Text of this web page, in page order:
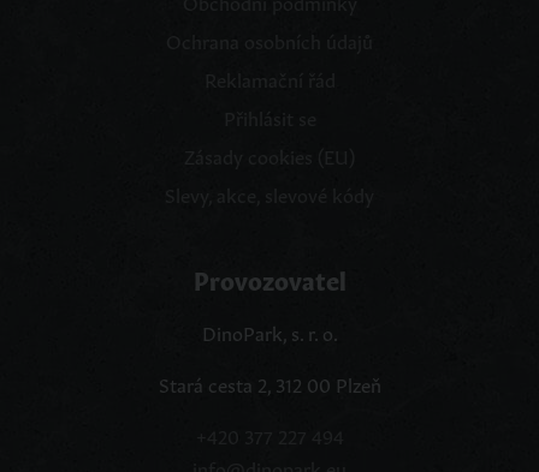
Provozovatel
DinoPark, s. r. o.
Stará cesta 2, 312 00 Plzeň